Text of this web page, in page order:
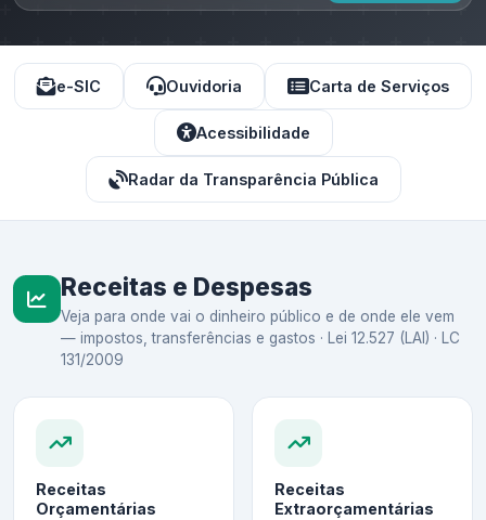
e-SIC Ouvidoria Carta de Serviços
Acessibilidade
Radar da Transparência Pública
Receitas e Despesas
Veja para onde vai o dinheiro público e de onde ele vem
— impostos, transferências e gastos · Lei 12.527 (LAI) · LC
131/2009
Receitas
Orçamentárias
Receitas
Extraorçamentárias